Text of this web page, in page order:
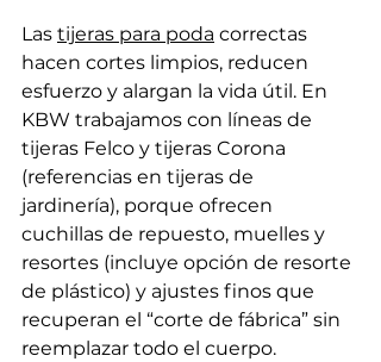
Las tijeras para poda correctas
hacen cortes limpios, reducen
esfuerzo y alargan la vida útil. En
KBW trabajamos con líneas de
tijeras Felco y tijeras Corona
(referencias en tijeras de
jardinería), porque ofrecen
cuchillas de repuesto, muelles y
resortes (incluye opción de resorte
de plástico) y ajustes finos que
recuperan el “corte de fábrica” sin
reemplazar todo el cuerpo.